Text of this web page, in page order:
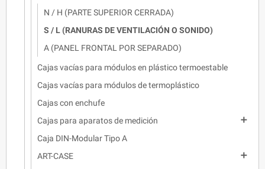
N / H (PARTE SUPERIOR CERRADA)
S / L (RANURAS DE VENTILACIÓN O SONIDO)
A (PANEL FRONTAL POR SEPARADO)
Cajas vacías para módulos en plástico termoestable
Cajas vacías para módulos de termoplástico
Cajas con enchufe
Cajas para aparatos de medición

Caja DIN-Modular Tipo A
ART-CASE
